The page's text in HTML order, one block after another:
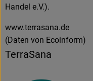
Handel e.V.).
www.terrasana.de
(Daten von Ecoinform)
TerraSana